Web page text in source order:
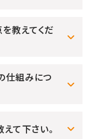
教えてくだ
仕組みにつ
て下さい。